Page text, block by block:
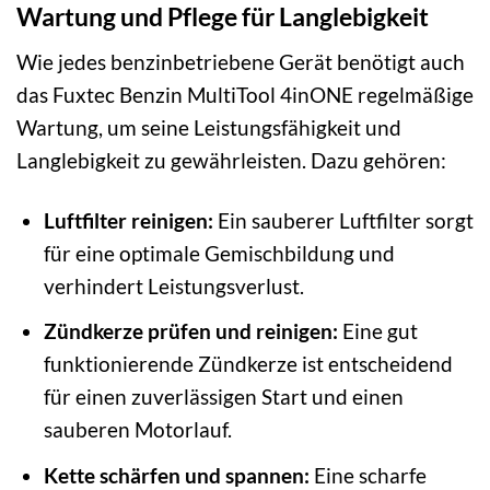
Wartung und Pflege für Langlebigkeit
Wie jedes benzinbetriebene Gerät benötigt auch
das Fuxtec Benzin MultiTool 4inONE regelmäßige
Wartung, um seine Leistungsfähigkeit und
Langlebigkeit zu gewährleisten. Dazu gehören:
Luftfilter reinigen: Ein sauberer Luftfilter sorgt
für eine optimale Gemischbildung und
verhindert Leistungsverlust.
Zündkerze prüfen und reinigen: Eine gut
funktionierende Zündkerze ist entscheidend
für einen zuverlässigen Start und einen
sauberen Motorlauf.
Kette schärfen und spannen: Eine scharfe